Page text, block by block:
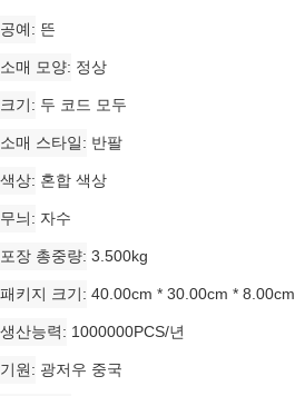
공예 뜬
소매 모양 정상
크기 두 코드 모두
소매 스타일 반팔
색상 혼합 색상
무늬 자수
포장 총중량 3.500kg
패키지 크기 40.00cm * 30.00cm * 8.00cm
생산능력 1000000PCS/년
기원 광저우 중국